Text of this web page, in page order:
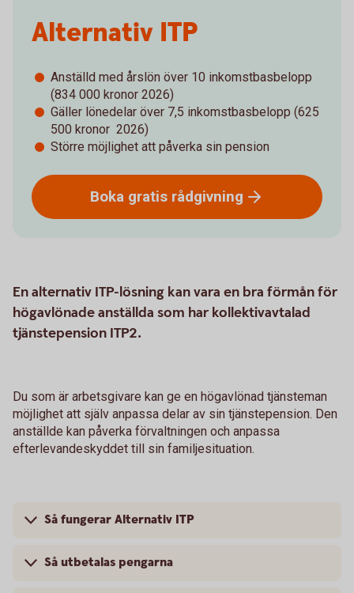
Alternativ ITP
Anställd med årslön över 10 inkomstbasbelopp
(834 000 kronor 2026)
Gäller lönedelar över 7,5 inkomstbasbelopp (625
500 kronor 2026)
Större möjlighet att påverka sin pension
Boka gratis rådgivning
En alternativ ITP-lösning kan vara en bra förmån för
högavlönade anställda som har kollektivavtalad
tjänstepension ITP2.
Du som är arbetsgivare kan ge en högavlönad tjänsteman
möjlighet att själv anpassa delar av sin tjänstepension. Den
anställde kan påverka förvaltningen och anpassa
efterlevandeskyddet till sin familjesituation.
Så fungerar Alternativ ITP
Så utbetalas pengarna